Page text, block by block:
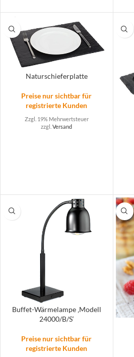
Naturschieferplatte
Preise nur sichtbar für
registrierte Kunden
Zzgl. 19% Mehrwertsteuer
zzgl.Versand
Buffet-Wärmelampe ‚Modell
24000/B/S‘
Preise nur sichtbar für
registrierte Kunden